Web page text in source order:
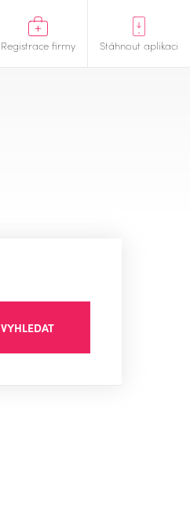
Registrace firmy Stáhnout aplikaci
VYHLEDAT